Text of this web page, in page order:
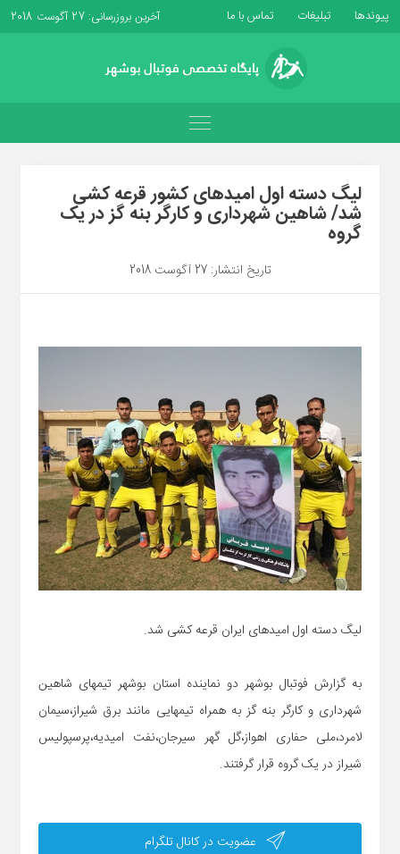
پیوندها تبلیغات تماس با ما آخرین بروزرسانی: 27 آگوست 2018
لیگ دسته اول امیدهای کشور قرعه کشی
شد/ شاهین شهرداری و کارگر بنه گز در یک
گروه
تاریخ انتشار: 27 آگوست 2018
لیگ دسته اول امیدهای ایران قرعه کشی شد.
به گزارش فوتبال بوشهر دو نماینده استان بوشهر تیمهای شاهین
شهرداری و کارگر بنه گز به همراه تیمهایی مانند برق شیراز،سیمان
لامرد،ملی حفاری اهواز،گل گهر سیرجان،نفت امیدیه،پرسپولیس
شیراز در یک گروه قرار گرفتند.
عضویت در کانال تلگرام